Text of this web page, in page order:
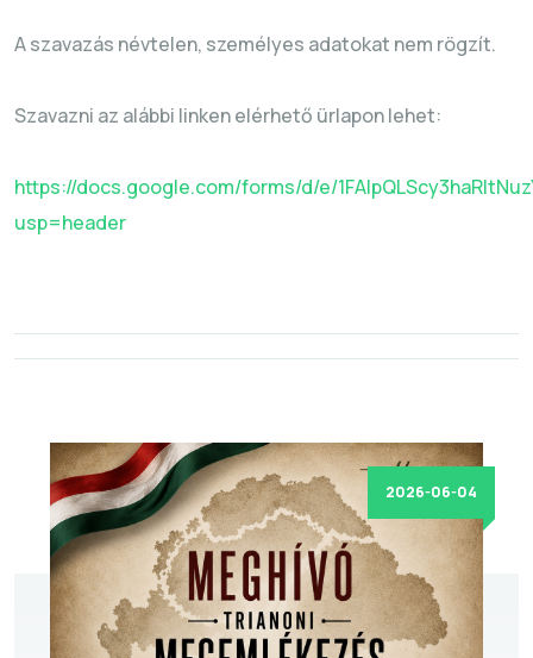
A szavazás névtelen, személyes adatokat nem rögzít.
Szavazni az alábbi linken elérhető ürlapon lehet:
https://docs.google.com/forms/d/e/
usp=header
2026-06-04